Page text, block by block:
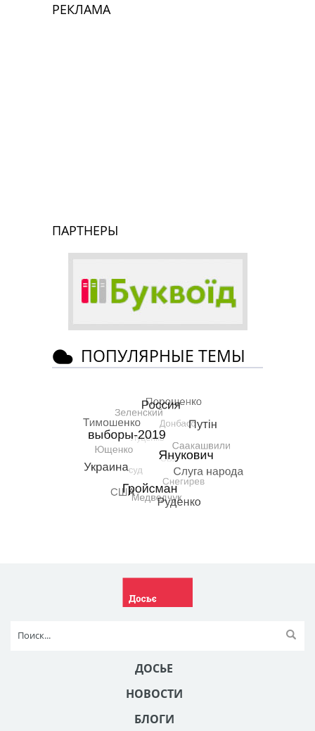
РЕКЛАМА
ПАРТНЕРЫ
ПОПУЛЯРНЫЕ ТЕМЫ
ДОСЬЕ
НОВОСТИ
БЛОГИ